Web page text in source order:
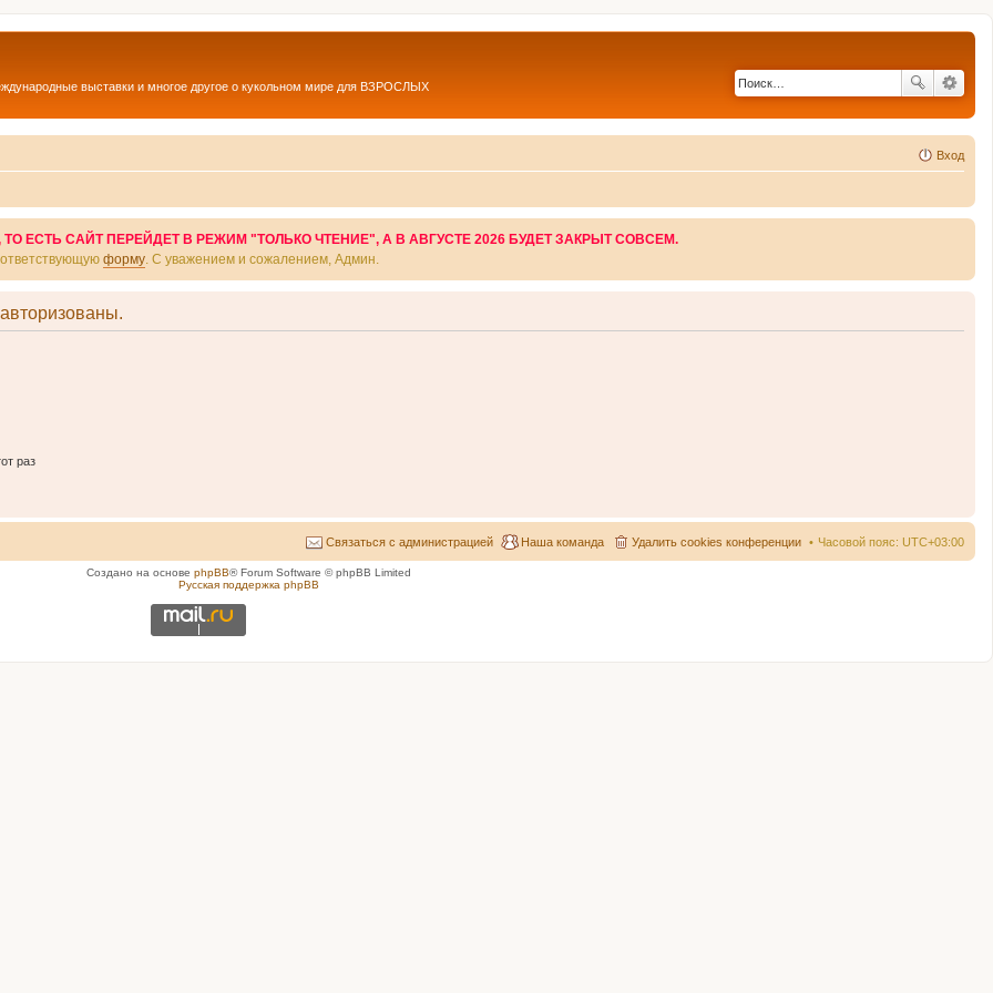
выставки и многое другое о кукольном мире для ВЗРОСЛЫХ
Вход
ЕСТЬ САЙТ ПЕРЕЙДЕТ В РЕЖИМ "ТОЛЬКО ЧТЕНИЕ", А В АВГУСТЕ 2026 БУДЕТ ЗАКРЫТ СОВСЕМ.
форму . С уважением и сожалением, Админ.
раз
Часовой пояс: UTC+03:00
Удалить cookies конференции
Наша команда
Связаться с администрацией
Создано на основе phpBB® Forum Software © phpBB Limited
Русская поддержка phpBB